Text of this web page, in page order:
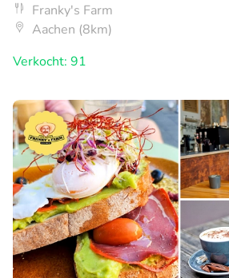
Franky's Farm
Aachen (8km)
Verkocht: 91